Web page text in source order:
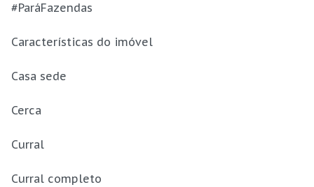
#ParáFazendas
Características do imóvel
Casa sede
Cerca
Curral
Curral completo